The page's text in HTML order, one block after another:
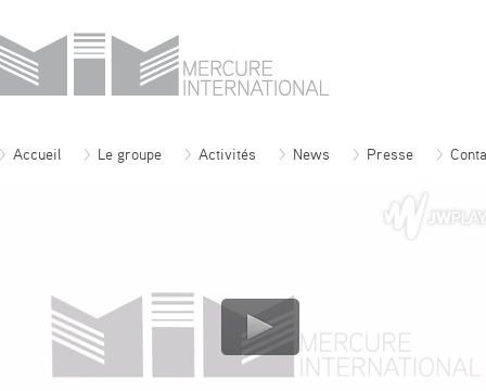
Accueil Le groupe Activités News Presse